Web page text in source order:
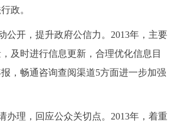
图说北京 视频北京
政。
开，提升政府公信力。2013年，主要
及时进行信息更新，合理优化信息目
，畅通咨询查阅渠道5方面进一步加强
理，回应公众关切点。2013年，着重